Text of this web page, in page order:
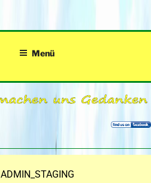
Menü
ADMIN_STAGING